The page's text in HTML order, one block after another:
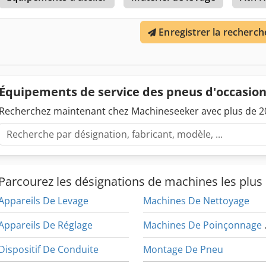
Enregistrer la
de service des pneus
maintenant chez Machineseeker avec plus de
les désignations de machines les
De Levage
De Réglage
De Conduite
Machines De Nettoyage
Montage De Pneu